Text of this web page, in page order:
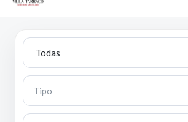
Tipo